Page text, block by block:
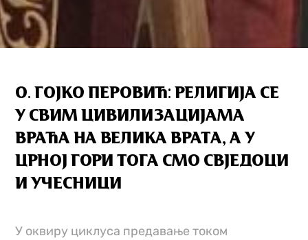
О. ГОЈКО ПЕРОВИЋ: РЕЛИГИЈА СЕ
У СВИМ ЦИВИЛИЗАЦИЈАМА
ВРАЋА НА ВЕЛИКА ВРАТА, А У
ЦРНОЈ ГОРИ ТОГА СМО СВЈЕДОЦИ
И УЧЕСНИЦИ
У оквиру циклуса предавање током